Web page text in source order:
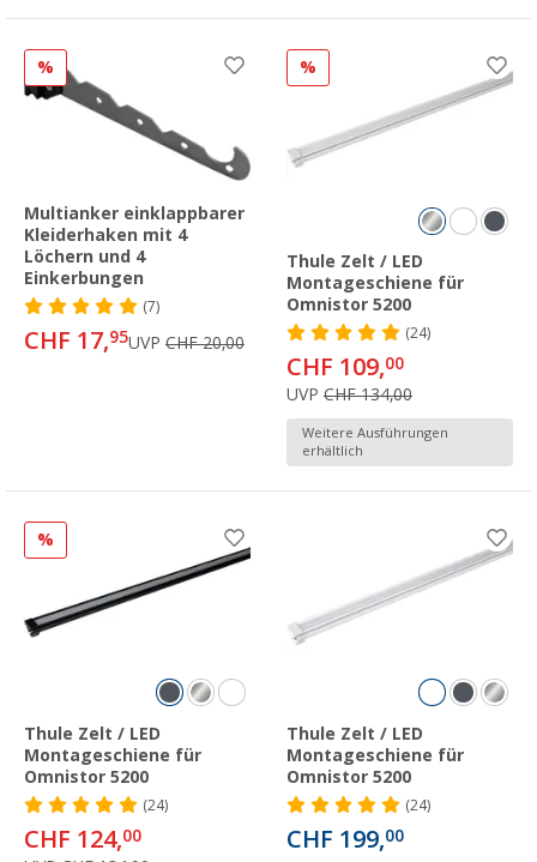
%
Multianker einklappbarer
Kleiderhaken mit 4
Löchern und 4
Einkerbungen
(7)
CHF 17,95UVP CHF 20,00
%
Thule Zelt / LED
Montageschiene für
Omnistor 5200
(24)
CHF 109,00
UVP CHF 134,00
Weitere Ausführungen
erhältlich
%
Thule Zelt / LED
Montageschiene für
Omnistor 5200
(24)
CHF 124,00
Thule Zelt / LED
Montageschiene für
Omnistor 5200
(24)
CHF 199,00